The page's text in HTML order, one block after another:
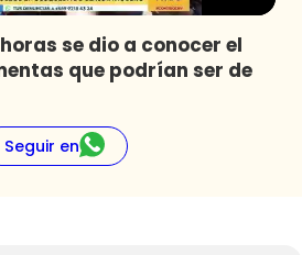
se dio a conocer el
que podrían ser de
Seguir en